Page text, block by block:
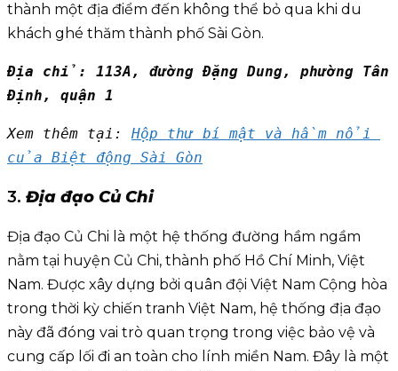
thành một địa điểm đến không thể bỏ qua khi du
khách ghé thăm thành phố Sài Gòn.
Địa chỉ: 113A, đường Đặng Dung, phường Tân
Định, quận 1
Xem thêm tại: Hộp thư bí mật và hầm nổi
của Biệt động Sài Gòn
3. Địa đạo Củ Chi
Địa đạo Củ Chi là một hệ thống đường hầm ngầm
nằm tại huyện Củ Chi, thành phố Hồ Chí Minh, Việt
Nam. Được xây dựng bởi quân đội Việt Nam Cộng hòa
trong thời kỳ chiến tranh Việt Nam, hệ thống địa đạo
này đã đóng vai trò quan trọng trong việc bảo vệ và
cung cấp lối đi an toàn cho lính miền Nam. Đây là một